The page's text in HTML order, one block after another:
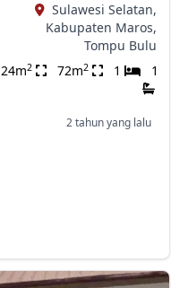
Sulawesi Selatan,
Kabupaten Maros,
Tompu Bulu
24m2 72m2 1 1
2 tahun yang lalu